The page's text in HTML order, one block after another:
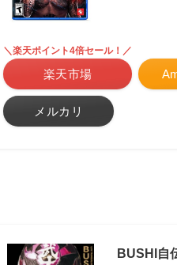
＼楽天ポイント4倍セール！／
楽天市場
メルカリ
BUSHI自